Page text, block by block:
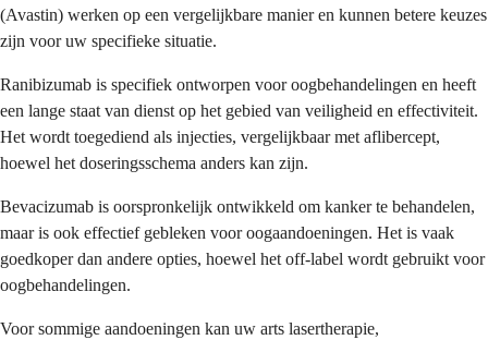
(Avastin) werken op een vergelijkbare manier en kunnen betere keuzes
zijn voor uw specifieke situatie.
Ranibizumab is specifiek ontworpen voor oogbehandelingen en heeft
een lange staat van dienst op het gebied van veiligheid en effectiviteit.
Het wordt toegediend als injecties, vergelijkbaar met aflibercept,
hoewel het doseringsschema anders kan zijn.
Bevacizumab is oorspronkelijk ontwikkeld om kanker te behandelen,
maar is ook effectief gebleken voor oogaandoeningen. Het is vaak
goedkoper dan andere opties, hoewel het off-label wordt gebruikt voor
oogbehandelingen.
Voor sommige aandoeningen kan uw arts lasertherapie,